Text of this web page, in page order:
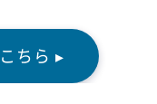
ちら ▸